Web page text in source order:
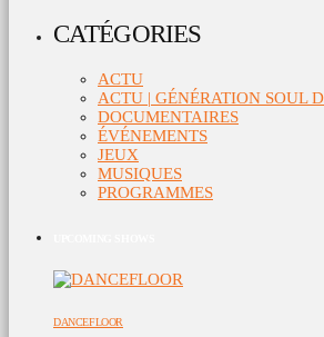
CATÉGORIES
ACTU
ACTU | GÉNÉRATION SOUL
DOCUMENTAIRES
ÉVÉNEMENTS
JEUX
MUSIQUES
PROGRAMMES
DANCEFLOOR